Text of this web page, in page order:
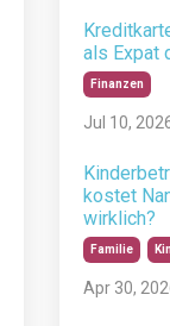
als Expat
Finanzen
Jul 10,
kostet
wirklich?
Familie
Apr 30,